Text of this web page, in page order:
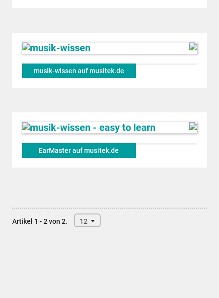
musik-wissen auf musitek.de
EarMaster auf musitek.de
Artikel 1 - 2 von 2. 12